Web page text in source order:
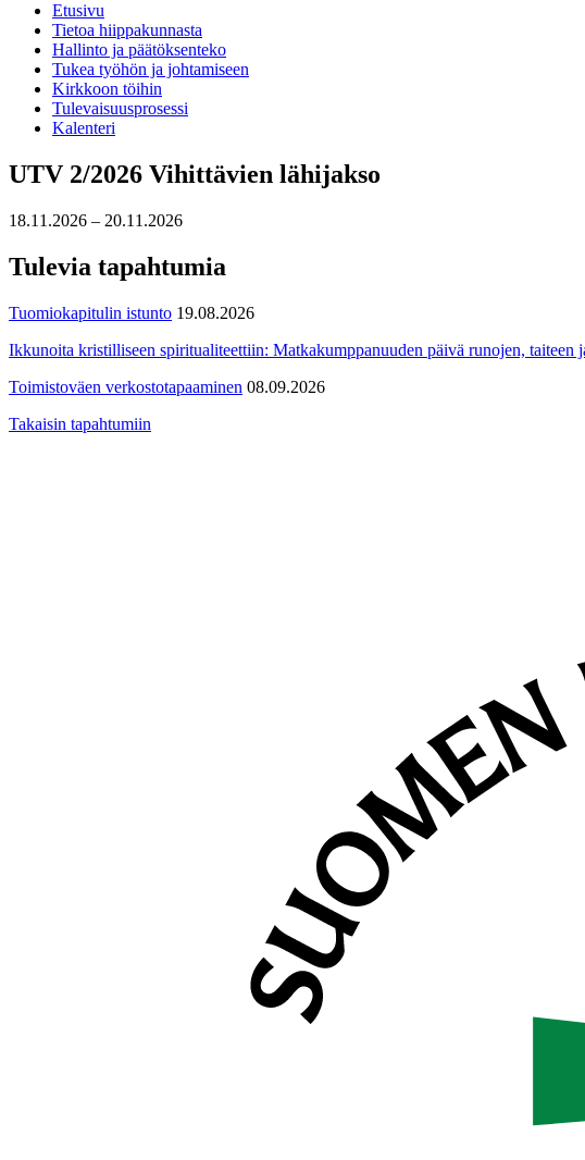
Etusivu
Tietoa hiippakunnasta
Hallinto ja päätöksenteko
Tukea työhön ja johtamiseen
Kirkkoon töihin
Tulevaisuusprosessi
Kalenteri
UTV 2/2026 Vihittävien lähijakso
18.11.2026 – 20.11.2026
Tulevia tapahtumia
Tuomiokapitulin istunto 19.08.2026
Ikkunoita kristilliseen spiritualiteettiin: Matkakumppanuuden päivä runojen, taiteen
Toimistoväen verkostotapaaminen 08.09.2026
Takaisin tapahtumiin